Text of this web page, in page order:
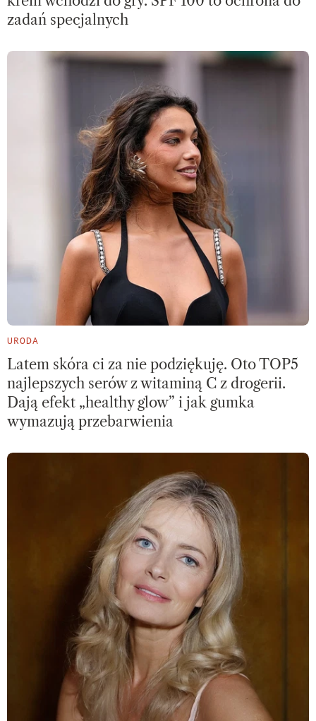
zadań specjalnych
URODA
Latem skóra ci za nie podziękuję. Oto TOP5
najlepszych serów z witaminą C z drogerii.
Dają efekt „healthy glow” i jak gumka
wymazują przebarwienia